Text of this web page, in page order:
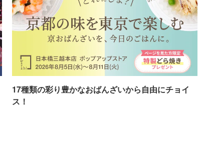
17種類の彩り豊かなおばんざいから自由にチョイ
ス！